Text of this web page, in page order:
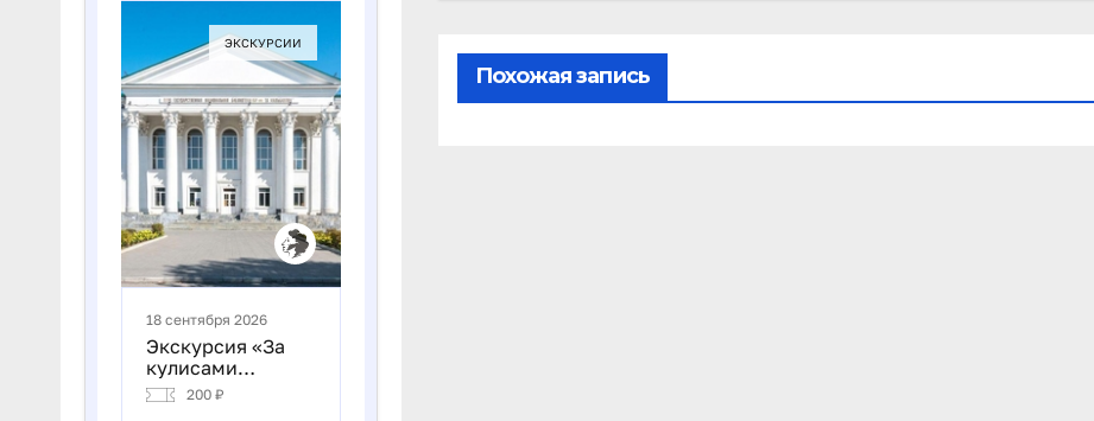
Похожая запись